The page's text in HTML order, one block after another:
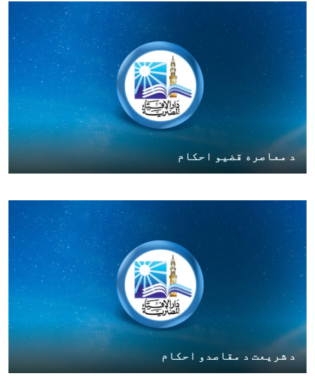
د معاصره قضیو احکام
د شریعت د مقاصدو احکام